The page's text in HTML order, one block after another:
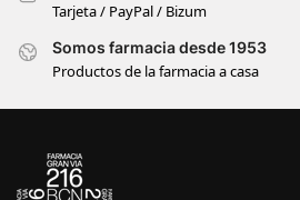
Tarjeta / PayPal / Bizum
Somos farmacia desde 1953
Productos de la farmacia a casa